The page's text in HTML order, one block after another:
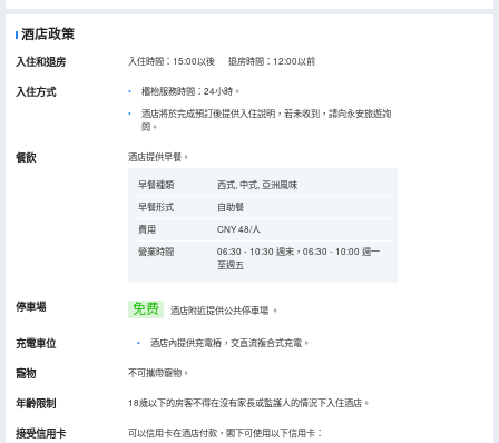
酒店政策
入住和退房 入住時間：15:00以後 退房時間：12:00以前
入住方式
櫃枱服務時間：24小時。
酒店將於完成預訂後提供入住說明，若未收到，請向永安旅遊詢
問。
餐飲 酒店提供早餐。
早餐種類
西式, 中式, 亞洲風味
早餐形式
自助餐
費用
CNY 48/人
營業時間
06:30 - 10:30 週末，06:30 - 10:00 週一
至週五
停車場 免费 酒店附近提供公共停車場 。
充電車位 • 酒店內提供充電樁，交直流複合式充電。
寵物 不可攜帶寵物。
年齡限制 18歲以下的房客不得在沒有家長或監護人的情況下入住酒店。
接受信用卡 可以信用卡在酒店付款，閣下可使用以下信用卡：